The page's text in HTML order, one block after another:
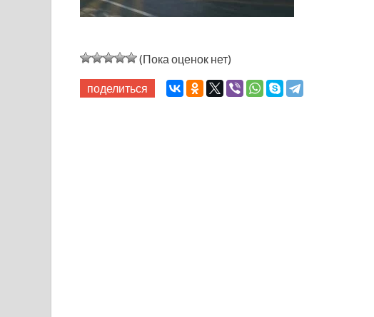
(Пока оценок нет)
поделиться